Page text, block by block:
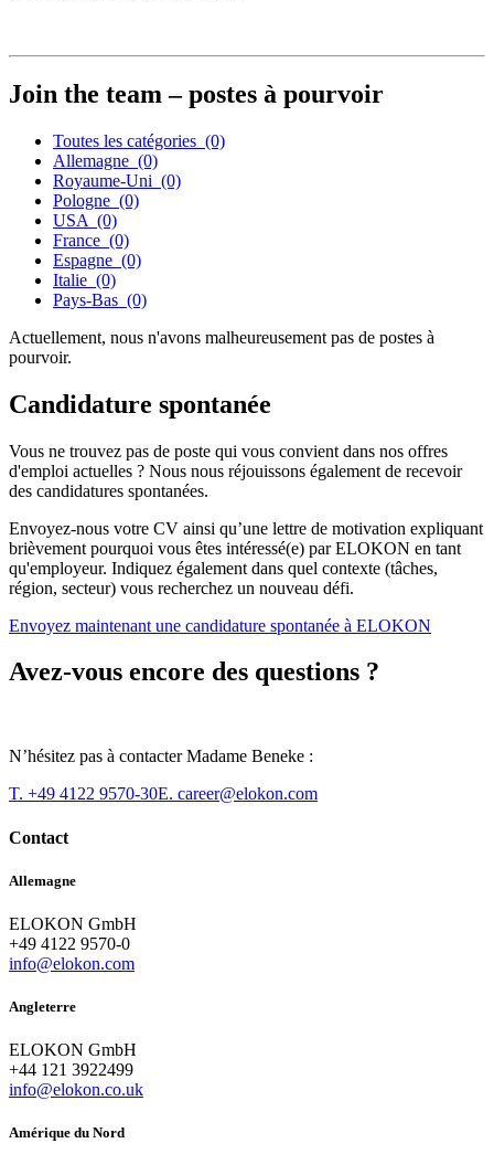
Join the team – postes à pourvoir
Toutes les catégories (0)
Allemagne (0)
Royaume-Uni (0)
Pologne (0)
USA (0)
France (0)
Espagne (0)
Italie (0)
Pays-Bas (0)
Actuellement, nous n'avons malheureusement pas de postes à
pourvoir.
Candidature spontanée
Vous ne trouvez pas de poste qui vous convient dans nos offres
d'emploi actuelles ? Nous nous réjouissons également de recevoir
des candidatures spontanées.
Envoyez-nous votre CV ainsi qu’une lettre de motivation expliquant
brièvement pourquoi vous êtes intéressé(e) par ELOKON en tant
qu'employeur. Indiquez également dans quel contexte (tâches,
région, secteur) vous recherchez un nouveau défi.
Envoyez maintenant une candidature spontanée à ELOKON
Avez-vous encore des questions ?
N’hésitez pas à contacter Madame Beneke :
T. +49 4122 9570-30E. career@elokon.com
Contact
Allemagne
ELOKON GmbH
+49 4122 9570-0
info@elokon.com
Angleterre
ELOKON GmbH
+44 121 3922499
info@elokon.co.uk
Amérique du Nord